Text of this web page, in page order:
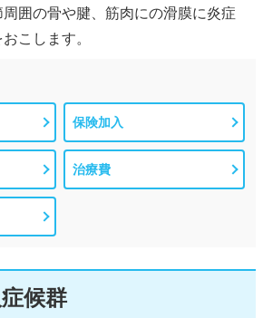
周囲の骨や腱、筋肉にの滑膜に炎症
おこします。
保険加入
治療費
候群